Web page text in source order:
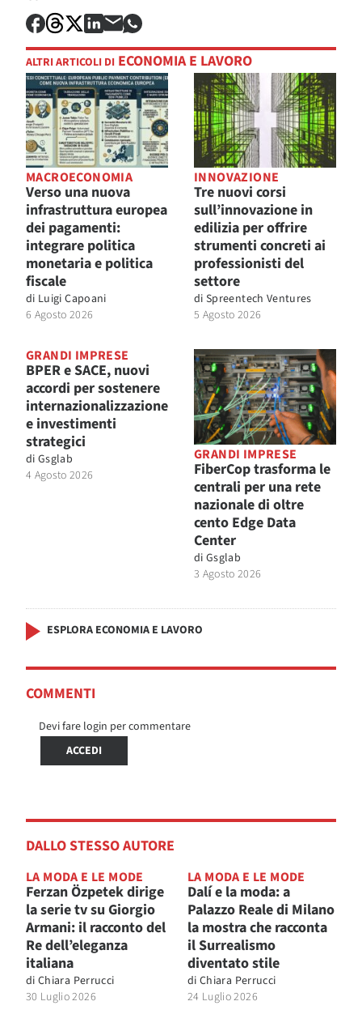
ALTRI ARTICOLI DI ECONOMIA E LAVORO
MACROECONOMIA
Verso una nuova
infrastruttura europea
dei pagamenti:
integrare politica
monetaria e politica
fiscale
di Luigi Capoani
6 Agosto 2026
INNOVAZIONE
Tre nuovi corsi
sull’innovazione in
edilizia per offrire
strumenti concreti ai
professionisti del
settore
di Spreentech Ventures
5 Agosto 2026
GRANDI IMPRESE
BPER e SACE, nuovi
accordi per sostenere
internazionalizzazione
e investimenti
strategici
di Gsglab
4 Agosto 2026
GRANDI IMPRESE
FiberCop trasforma le
centrali per una rete
nazionale di oltre
cento Edge Data
Center
di Gsglab
3 Agosto 2026
ESPLORA ECONOMIA E LAVORO
COMMENTI
Devi fare login per commentare
ACCEDI
DALLO STESSO AUTORE
LA MODA E LE MODE
Ferzan Özpetek dirige
la serie tv su Giorgio
Armani: il racconto del
Re dell’eleganza
italiana
di Chiara Perrucci
30 Luglio 2026
LA MODA E LE MODE
Dalí e la moda: a
Palazzo Reale di Milano
la mostra che racconta
il Surrealismo
diventato stile
di Chiara Perrucci
24 Luglio 2026